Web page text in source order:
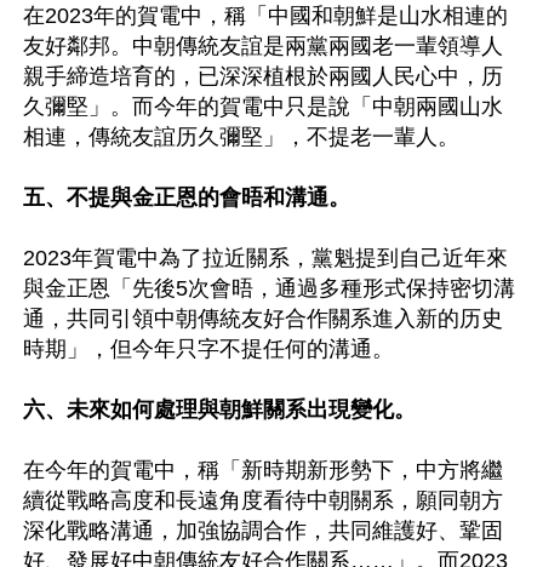
在2023年的賀電中，稱「中國和朝鮮是山水相連的
友好鄰邦。中朝傳統友誼是兩黨兩國老一輩領導人
親手締造培育的，已深深植根於兩國人民心中，历
久彌堅」。而今年的賀電中只是說「中朝兩國山水
相連，傳統友誼历久彌堅」，不提老一輩人。
五、不提與金正恩的會晤和溝通。
2023年賀電中為了拉近關系，黨魁提到自己近年來
與金正恩「先後5次會晤，通過多種形式保持密切溝
通，共同引領中朝傳統友好合作關系進入新的历史
時期」，但今年只字不提任何的溝通。
六、未來如何處理與朝鮮關系出現變化。
在今年的賀電中，稱「新時期新形勢下，中方將繼
續從戰略高度和長遠角度看待中朝關系，願同朝方
深化戰略溝通，加強協調合作，共同維護好、鞏固
好、發展好中朝傳統友好合作關系……」。而2023